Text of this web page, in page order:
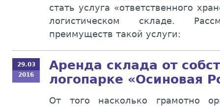
стать услуга «ответственного
логистическом складе.
преимуществ такой услуги:
29.03
2016
Аренда склада от
логопарке «Осиновая
От того насколько грамотно